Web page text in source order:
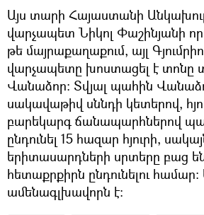
Այս տարի Հայաստանի
վարչապետ Նիկոլ Փաշինյանի
թե մայրաքաղաքում, այլ
վարչապետը խոստացել է տոնը
Վանաձոր։ Տվյալ պահին
սակավաթիվ սննդի կետերով,
բարեկարգ ճանապարհներով
ընդունել 15 հազար հյուրի,
երիտասարդների սրտերը բաց
հետաքրքիրն ընդունելու
ամենագլխավորն է։